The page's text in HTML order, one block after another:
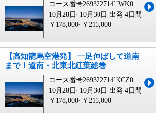
コース番号269322714`IWK0
10月28日~10月30日 出発 4日間
￥178,000~￥213,000
【高知龍馬空港発】 一足伸ばして道南
まで！道南・北東北紅葉絵巻
コース番号269322714`KCZ0
10月28日~10月30日 出発 4日間
￥178,000~￥213,000